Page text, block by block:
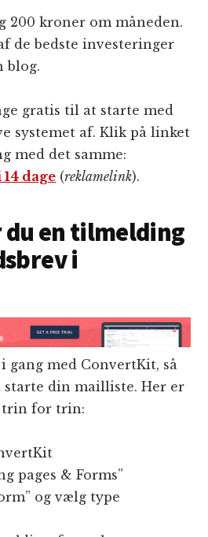
200 kroner om måneden.
de bedste investeringer
blog.
gratis til at starte med
systemet af. Klik på linket
med det samme:
dage (reklamelink).
du en tilmelding
i
gang med ConvertKit, så
starte din mailliste. Her er
trin for trin:
pages & Forms”
og vælg type